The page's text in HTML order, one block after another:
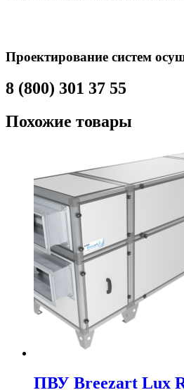
Проектирование систем
8 (800) 301 37 55
Похожие товары
ПВУ Breezart Lux